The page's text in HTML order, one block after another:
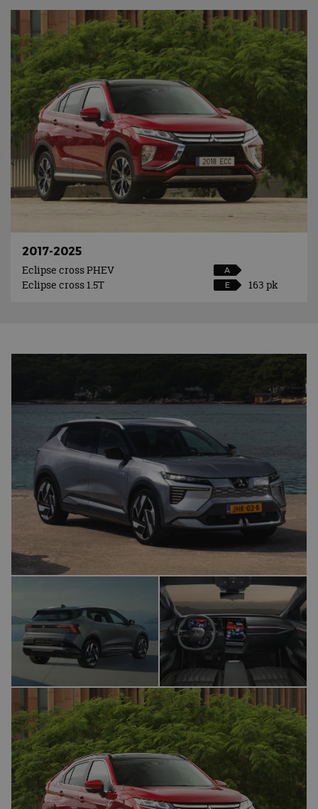
2017-2025
Eclipse cross PHEV
A
Eclipse cross 1.5T E 163 pk